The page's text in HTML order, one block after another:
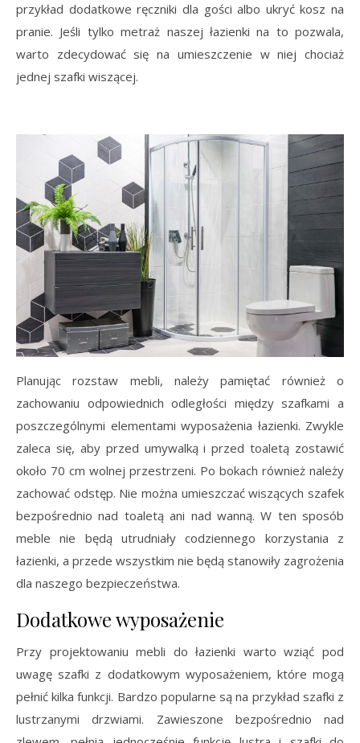
przykład dodatkowe ręczniki dla gości albo ukryć kosz na
pranie. Jeśli tylko metraż naszej łazienki na to pozwala,
warto zdecydować się na umieszczenie w niej chociaż
jednej szafki wiszącej.
Planując rozstaw mebli, należy pamiętać również o
zachowaniu odpowiednich odległości między szafkami a
poszczególnymi elementami wyposażenia łazienki. Zwykle
zaleca się, aby przed umywalką i przed toaletą zostawić
około 70 cm wolnej przestrzeni. Po bokach również należy
zachować odstęp. Nie można umieszczać wiszących szafek
bezpośrednio nad toaletą ani nad wanną. W ten sposób
meble nie będą utrudniały codziennego korzystania z
łazienki, a przede wszystkim nie będą stanowiły zagrożenia
dla naszego bezpieczeństwa.
Dodatkowe wyposażenie
Przy projektowaniu mebli do łazienki warto wziąć pod
uwagę szafki z dodatkowym wyposażeniem, które mogą
pełnić kilka funkcji. Bardzo popularne są na przykład szafki z
lustrzanymi drzwiami. Zawieszone bezpośrednio nad